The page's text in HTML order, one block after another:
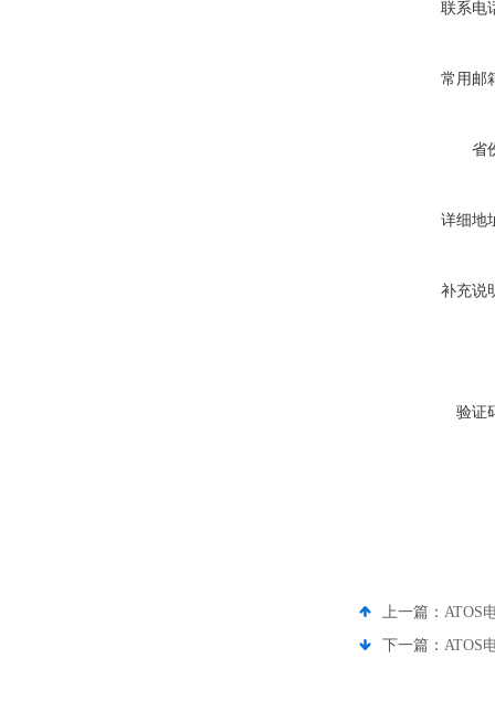
联系电
常用邮
省
详细地
补充说
验证
上一篇： ATOS
下一篇： ATOS